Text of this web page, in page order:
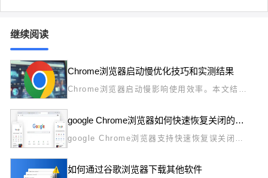
继续阅读
Chrome浏览器启动慢优化技巧和实测结果
Chrome浏览器启动慢影响使用效率。本文结合
实测结果分享优化技巧和操作方法，帮助用户显
著提升启动速度。
google Chrome浏览器如何快速恢复关闭的标签页
google Chrome浏览器支持快速恢复误关闭的
标签页。本文分享实用技巧，帮助用户高效找回
重要网页。
如何通过谷歌浏览器下载其他软件